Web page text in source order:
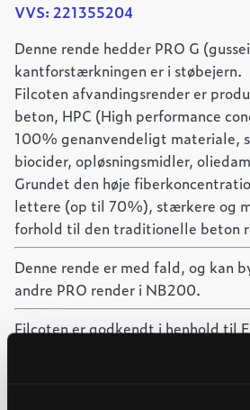
VVS: 221355204
Denne rende hedder PRO G
kantforstærkningen er i støbejern.
Filcoten afvandingsrender er
beton, HPC (High performance
100% genanvendeligt materiale,
biocider, opløsningsmidler,
Grundet den høje
lettere (op til 70%), stærkere og
forhold til den traditionelle beton
Denne rende er med fald, og kan
andre PRO render i NB200.
Filcoten er godkendt i henhold til